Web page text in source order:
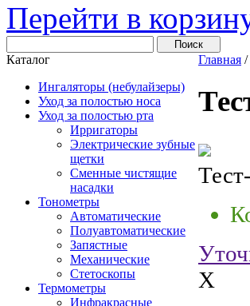
Перейти в
Каталог
Ингаляторы (небулайзеры)
Уход за полостью носа
Уход за полостью рта
Ирригаторы
Электрические зубные
щетки
Сменные чистящие
насадки
Тонометры
Автоматические
Полуавтоматические
Запястные
Механические
Стетоскопы
Термометры
Инфракрасные
Главная /
X